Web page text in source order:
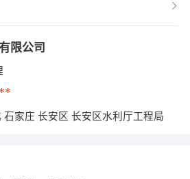
限公司
石家庄 长安区 长安区水利厅工程局